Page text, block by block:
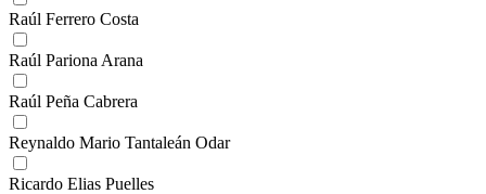
Raúl Ferrero Costa
Raúl Pariona Arana
Raúl Peña Cabrera
Reynaldo Mario Tantaleán Odar
Ricardo Elias Puelles